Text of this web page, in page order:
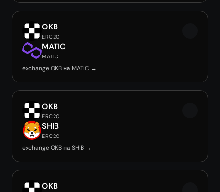
OKB
ERC20
MATIC
MATIC
exchange OKB на MATIC →
OKB
ERC20
SHIB
ERC20
exchange OKB на SHIB →
OKB